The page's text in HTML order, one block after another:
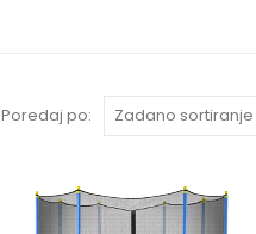
Poredaj po: